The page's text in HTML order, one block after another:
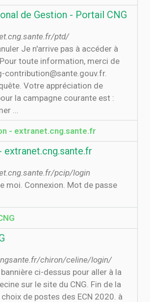
de Gestion - Portail CNG
ptd/
Je n'arrive pas à accéder à
toute information, merci de
contribution@sante.gouv.fr.
Votre appréciation de
la campagne courante est :
...
- extranet.cng.sante.fr
extranet.cng.sante.fr
pcip/login
moi. Connexion. Mot de passe
chiron/celine/login/
ci-dessus pour aller à la
sur le site du CNG. Fin de la
de postes des ECN 2020. à